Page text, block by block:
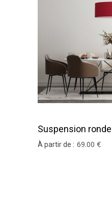
Suspension
À partir de : 69.00 €